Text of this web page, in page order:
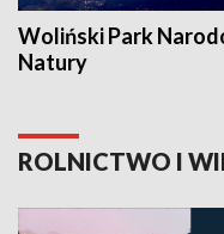
Woliński Park
Natury
ROLNICTWO I